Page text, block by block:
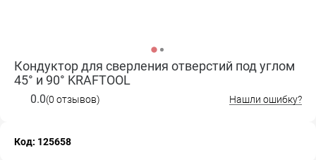
Кондуктор для сверления отверстий под углом
45° и 90° KRAFTOOL
0.0(0 отзывов) Нашли ошибку?
Код: 125658